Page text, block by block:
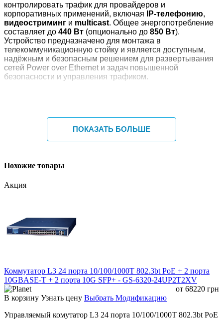
контролировать трафик для провайдеров и
корпоративных применений, включая
IP-телефонию,
видеостриминг и multicast. Общее энергопотребление
составляет до 440 Вт (опционально до 850 Вт).
Устройство предназначено для монтажа в
телекоммуникационную стойку и является доступным,
надёжным и безопасным решением для развертывания
сетей Power over Ethernet и задач повышенной
безопасности и управления трафиком.
комбинированных портов 1G SFP/RJ45, 1
консольный интерфейс RJ45 для базового
802.3af, максимальная выходная мощность на порт
Интеллектуальный и стандартный PoE-чипсет для
Функции третьего уровня: поддержка статической
маршрутизации IPv4/IPv6, DHCP-сервер
Виртуальные локальные сети: режимы access, trunk,
hybrid и классификация VLAN, включая VLAN на
основе MAC-адреса, IP-адреса и протокола
QinQ: поддержка QinQ на основе порта, на основе
VLAN и на основе потока
Зеркалирование портов: много-к-одному
ПОКАЗАТЬ БОЛЬШЕ
Похожие товары
Акция
Коммутатор L3 24 порта 10/100/1000T 802.3bt PoE + 2 порта
10GBASE-T + 2 порта 10G SFP+ - GS-6320-24UP2T2XV
от 68220 грн
В корзину Узнать цену Выбрать Модификацию
Управляемый комутатор L3 24 порта 10/100/1000T 802.3bt PoE